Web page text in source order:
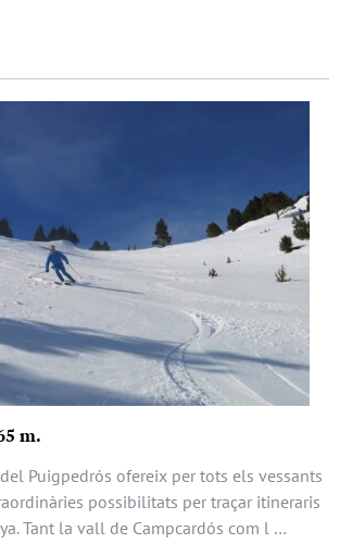
m.
Puigpedrós ofereix per tots els vessants
possibilitats per traçar itineraris
Tant la vall de Campcardós com l …